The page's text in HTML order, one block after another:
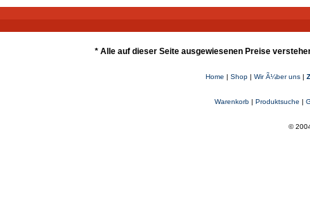
* Alle auf dieser Seite ausgewiesenen Preise
Home | Shop| Wir Ã¼ber uns|
Warenkorb| Produktsuche |
©